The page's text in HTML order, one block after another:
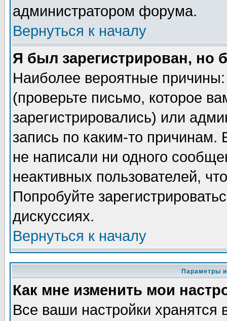
администратором форума.
Вернуться к началу
Я был зарегистрирован, но
Наиболее вероятные
(проверьте письмо, которое
зарегистрировались) или
запись по каким-то
не написали ни одного
неактивных пользователей,
Попробуйте
дискуссиях.
Вернуться к началу
Параметры
Как мне изменить мои
Все ваши настройки